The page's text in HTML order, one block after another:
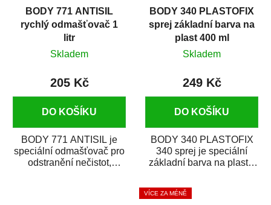
BODY 771 ANTISIL
rychlý odmašťovač 1
litr
Skladem
205 Kč
DO KOŠÍKU
BODY 771 ANTISIL je
speciální odmašťovač pro
odstranění nečistot,
BODY 340 PLASTOFIX
sprej základní barva na
plast 400 ml
Skladem
249 Kč
DO KOŠÍKU
BODY 340 PLASTOFIX
340 sprej je speciální
základní barva na plasty,
vrchních...
VÍCE ZA MÉNĚ